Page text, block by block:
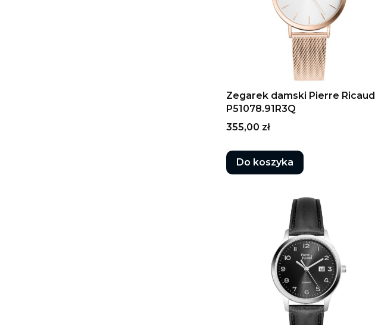
Zegarek damski Pierre Ricaud
P51078.91R3Q
Cena
355,00 zł
Do koszyka